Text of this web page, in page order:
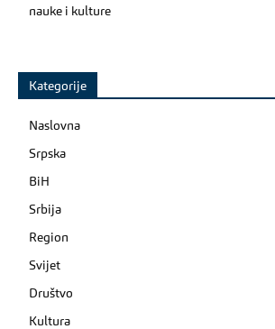
nauke i kulture
Kategorije
Naslovna
Srpska
BiH
Srbija
Region
Svijet
Društvo
Kultura